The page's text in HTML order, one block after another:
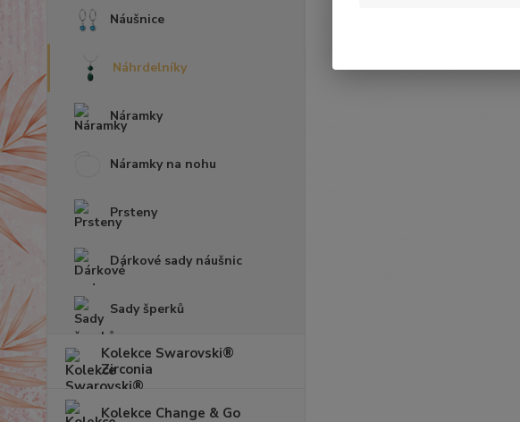
Náušnice
Náhrdelníky
Náramky
Náramky na nohu
Prsteny
Dárkové sady náušnic
Sady šperků
Kolekce Swarovski®
Zirconia
Kolekce Change & Go